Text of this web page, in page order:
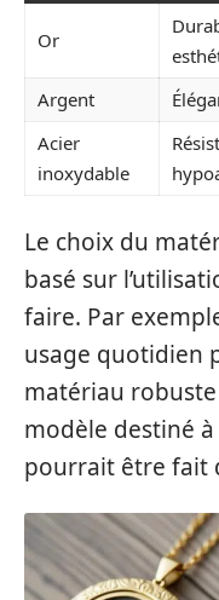
Or
Argent
Acier
inoxydable
Le choix du
basé sur
faire. Par
usage quotidien
matériau robuste
modèle destiné
pourrait être fait